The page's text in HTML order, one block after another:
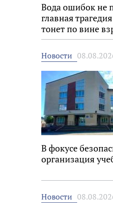
Вода ошибок не
главная
тонет по вине
Новости
В фокусе
организация
Новости